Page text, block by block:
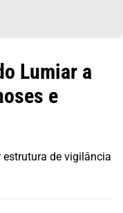
Lumiar a
e
de vigilância